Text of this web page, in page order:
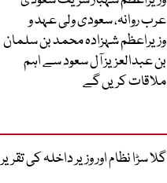
عرب روانہ، سعودی ولی عہد و
وزیراعظم شہزادہ محمد بن سلمان
بن عبدالعزیز آل سعود سے اہم
ملاقات کریں گے
گلا سڑا نظام اور وزیر داخلہ کی تقریر